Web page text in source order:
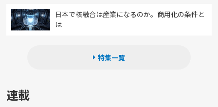
日本で核融合は産業になるのか。商用化の条件と
は
特集一覧
連載